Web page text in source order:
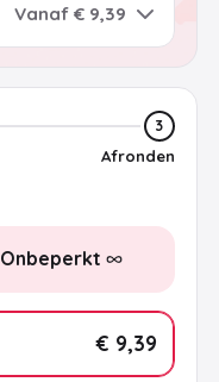
Vanaf € 9,39
3
Afronden
Onbeperkt
€ 9,39